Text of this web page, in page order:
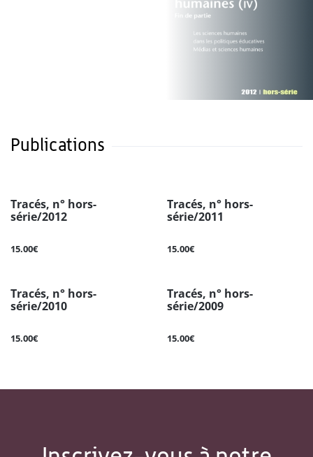
Publications
Tracés, n° hors-
série/2012
15.00€
Tracés, n° hors-
série/2011
15.00€
Tracés, n° hors-
série/2010
15.00€
Tracés, n° hors-
série/2009
15.00€